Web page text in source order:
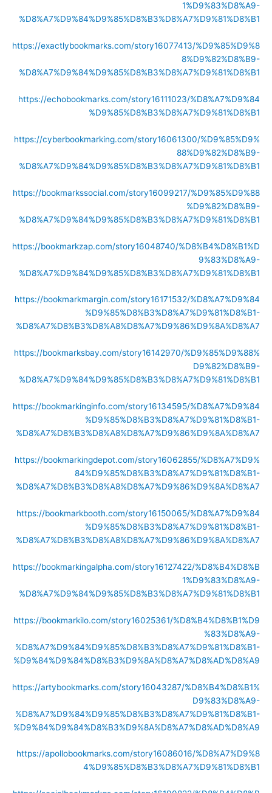
1%D9%83%D8%A9-
%D8%A7%D9%84%D9%85%D8%B3%D8%A7%D9%81%D8%B1
https://exactlybookmarks.com/story16077413/%D9%85%D9%8
8%D9%82%D8%B9-
%D8%A7%D9%84%D9%85%D8%B3%D8%A7%D9%81%D8%B1
https://echobookmarks.com/story16111023/%D8%A7%D9%84
%D9%85%D8%B3%D8%A7%D9%81%D8%B1
https://cyberbookmarking.com/story16061300/%D9%85%D9%
88%D9%82%D8%B9-
%D8%A7%D9%84%D9%85%D8%B3%D8%A7%D9%81%D8%B1
https://bookmarkssocial.com/story16099217/%D9%85%D9%88
%D9%82%D8%B9-
%D8%A7%D9%84%D9%85%D8%B3%D8%A7%D9%81%D8%B1
https://bookmarkzap.com/story16048740/%D8%B4%D8%B1%D
9%83%D8%A9-
%D8%A7%D9%84%D9%85%D8%B3%D8%A7%D9%81%D8%B1
https://bookmarkmargin.com/story16171532/%D8%A7%D9%84
%D9%85%D8%B3%D8%A7%D9%81%D8%B1-
%D8%A7%D8%B3%D8%A8%D8%A7%D9%86%D9%8A%D8%A7
https://bookmarksbay.com/story16142970/%D9%85%D9%88%
D9%82%D8%B9-
%D8%A7%D9%84%D9%85%D8%B3%D8%A7%D9%81%D8%B1
https://bookmarkinginfo.com/story16134595/%D8%A7%D9%84
%D9%85%D8%B3%D8%A7%D9%81%D8%B1-
%D8%A7%D8%B3%D8%A8%D8%A7%D9%86%D9%8A%D8%A7
https://bookmarkingdepot.com/story16062855/%D8%A7%D9%
84%D9%85%D8%B3%D8%A7%D9%81%D8%B1-
%D8%A7%D8%B3%D8%A8%D8%A7%D9%86%D9%8A%D8%A7
https://bookmarkbooth.com/story16150065/%D8%A7%D9%84
%D9%85%D8%B3%D8%A7%D9%81%D8%B1-
%D8%A7%D8%B3%D8%A8%D8%A7%D9%86%D9%8A%D8%A7
https://bookmarkingalpha.com/story16127422/%D8%B4%D8%B
1%D9%83%D8%A9-
%D8%A7%D9%84%D9%85%D8%B3%D8%A7%D9%81%D8%B1
https://bookmarkilo.com/story16025361/%D8%B4%D8%B1%D9
%83%D8%A9-
%D8%A7%D9%84%D9%85%D8%B3%D8%A7%D9%81%D8%B1-
%D9%84%D9%84%D8%B3%D9%8A%D8%A7%D8%AD%D8%A9
https://artybookmarks.com/story16043287/%D8%B4%D8%B1%
D9%83%D8%A9-
%D8%A7%D9%84%D9%85%D8%B3%D8%A7%D9%81%D8%B1-
%D9%84%D9%84%D8%B3%D9%8A%D8%A7%D8%AD%D8%A9
https://apollobookmarks.com/story16086016/%D8%A7%D9%8
4%D9%85%D8%B3%D8%A7%D9%81%D8%B1